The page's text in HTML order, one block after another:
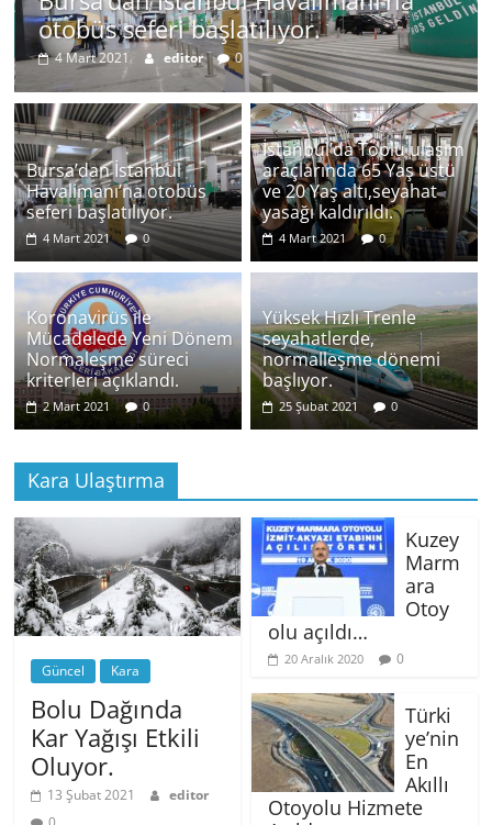
otobüs seferi başlatılıyor.
4 Mart 2021 editor 0
Bursa’dan İstanbul
Havalimanı’na otobüs
seferi başlatılıyor.
4 Mart 2021 0
İstanbul’da Toplu ulaşım
araçlarında 65 Yaş üstü
ve 20 Yaş altı,seyahat
yasağı kaldırıldı.
4 Mart 2021 0
Koronavirüs ile
Mücadelede Yeni Dönem
Normaleşme süreci
kriterleri açıklandı.
2 Mart 2021 0
Yüksek Hızlı Trenle
seyahatlerde,
normalleşme dönemi
başlıyor.
25 Şubat 2021 0
Kara Ulaştırma
Güncel Kara
Bolu Dağında
Kar Yağışı Etkili
Oluyor.
13 Şubat 2021
editor
Kuzey
Marm
ara
Otoy
olu açıldı…
20 Aralık 2020 0
Türki
ye’nin
En
Akıllı
Otoyolu Hizmete